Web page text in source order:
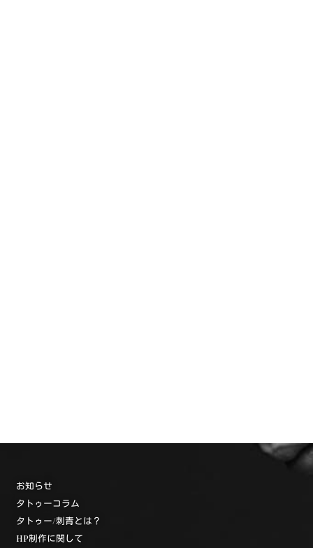
お知らせ
タトゥーコラム
タトゥー/刺青とは？
HP制作に関して